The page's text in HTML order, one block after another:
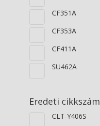
CF351A
CF353A
CF411A
SU462A
Eredeti cikkszám
CLT-Y406S